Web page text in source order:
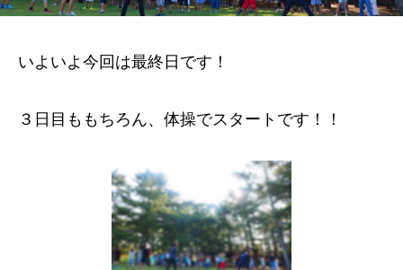
いよいよ今回は最終日です！
３日目ももちろん、体操でスタートです！！